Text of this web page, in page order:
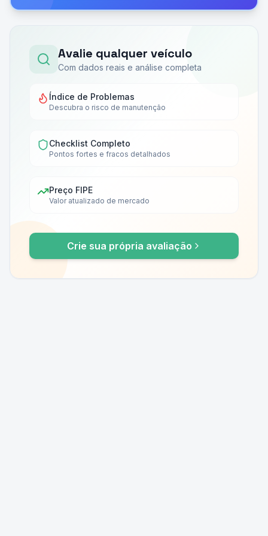
Avalie qualquer veículo
Com dados reais e análise completa
Índice de Problemas
Descubra o risco de manutenção
Checklist Completo
Pontos fortes e fracos detalhados
Preço FIPE
Valor atualizado de mercado
Crie sua própria avaliação